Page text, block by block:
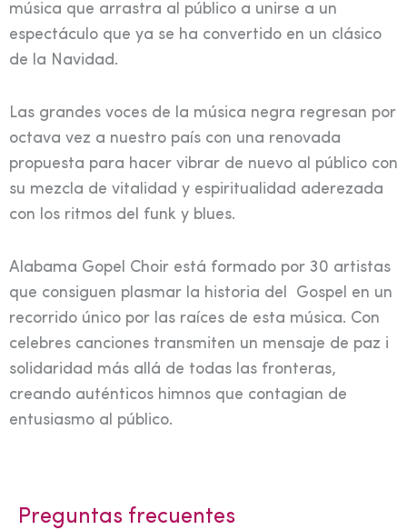
música que arrastra al público a unirse a un
espectáculo que ya se ha convertido en un clásico
de la Navidad.
Las grandes voces de la música negra regresan por
octava vez a nuestro país con una renovada
propuesta para hacer vibrar de nuevo al público con
su mezcla de vitalidad y espiritualidad aderezada
con los ritmos del funk y blues.
Alabama Gopel Choir está formado por 30 artistas
que consiguen plasmar la historia del Gospel en un
recorrido único por las raíces de esta música. Con
celebres canciones transmiten un mensaje de paz i
solidaridad más allá de todas las fronteras,
creando auténticos himnos que contagian de
entusiasmo al público.
Preguntas frecuentes